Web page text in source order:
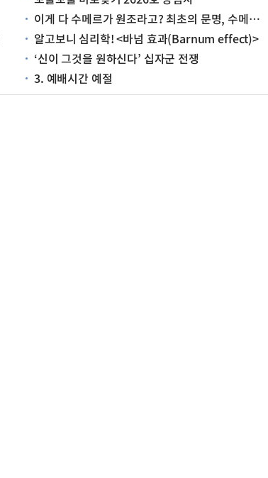
이게 다 수메르가 원조라고? 최초의 문명, 수메르는 어떤 문명이었을까?
알고보니 심리학! <바넘 효과(Barnum effect)>
‘신이 그것을 원하신다’ 십자군 전쟁
3. 예배시간 예절